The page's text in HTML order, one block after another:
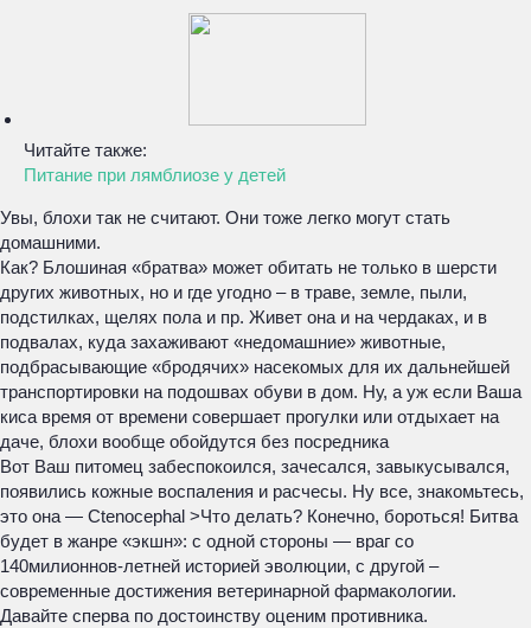
Читайте также:
Питание при лямблиозе у детей
Увы, блохи так не считают. Они тоже легко могут стать
домашними.
Как? Блошиная «братва» может обитать не только в шерсти
других животных, но и где угодно – в траве, земле, пыли,
подстилках, щелях пола и пр. Живет она и на чердаках, и в
подвалах, куда захаживают «недомашние» животные,
подбрасывающие «бродячих» насекомых для их дальнейшей
транспортировки на подошвах обуви в дом. Ну, а уж если Ваша
киса время от времени совершает прогулки или отдыхает на
даче, блохи вообще обойдутся без посредника
Вот Ваш питомец забеспокоился, зачесался, завыкусывался,
появились кожные воспаления и расчесы. Ну все, знакомьтесь,
это она — Ctenoceрhal >Что делать? Конечно, бороться! Битва
будет в жанре «экшн»: с одной стороны — враг со
140милионнов-летней историей эволюции, с другой –
современные достижения ветеринарной фармакологии.
Давайте сперва по достоинству оценим противника.